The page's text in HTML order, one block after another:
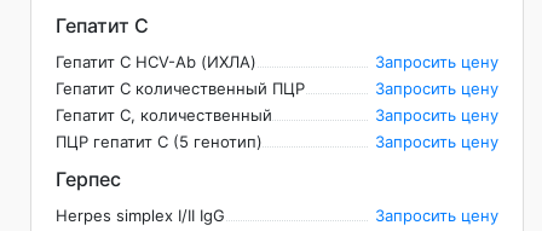
Гепатит C
Гепатит C НCV-Ab (ИХЛА)
Запросить цену
Гепатит С количественный ПЦР
Запросить цену
Гепатит С, количественный
Запросить цену
ПЦР гепатит С (5 генотип)
Запросить цену
Герпес
Herpes simplex I/II IgG
Запросить цену